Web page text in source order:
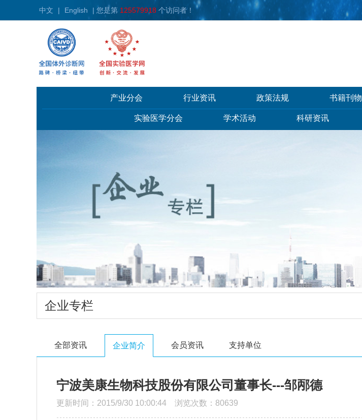
中文 | English | 您是第 125579918 个访问者！
产业分会 行业资讯 政策法规 书籍刊物
实验医学分会 学术活动 科研资讯
企业专栏
全部资讯 企业简介 会员资讯 支持单位
宁波美康生物科技股份有限公司董事长---邹邴德
更新时间：2015/9/30 10:00:44 浏览次数：80639